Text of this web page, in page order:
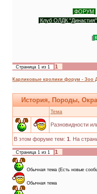
ФОРУМ
Клуб ОЛДК "Династия"
|
Страница 1 из 1 1
Карликовые кролики форум - Зоо
История, Породы,
Тема
Разновидности
В этом форуме тем: 1 . На
Страница 1 из 1 1
Обычная тема (Есть новые
Обычная тема